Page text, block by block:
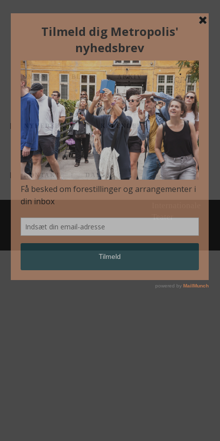
OM OS BLOG ARKIV
NYHEDSBREV KALENDER
KONTAKT DANSK
IMG_7515-MIN
#metropoliskbh
/Cookie-
indstillinger/
Metropolis
arrangeres af
Københavns
Teater